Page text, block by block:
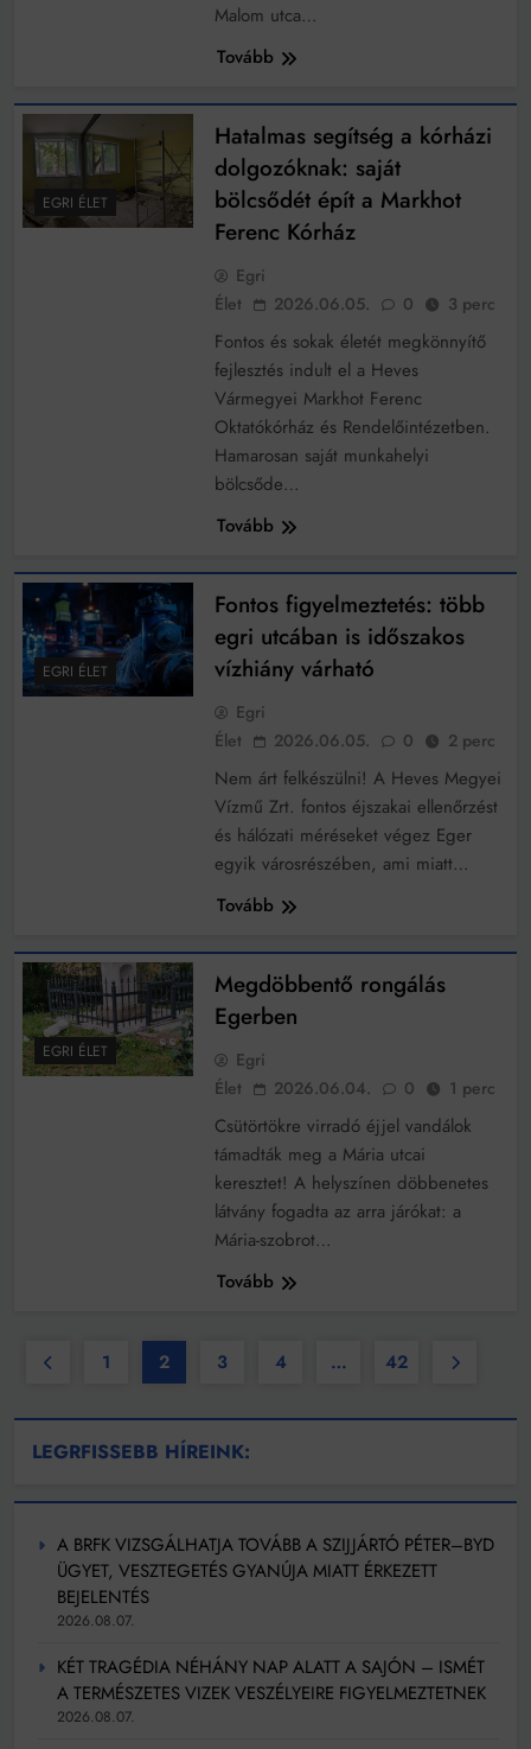
Malom utca…
Tovább
EGRI ÉLET
Hatalmas segítség a kórházi
dolgozóknak: saját
bölcsődét épít a Markhot
Ferenc Kórház
Egri
Élet
2026.06.05. 0 3 perc
Fontos és sokak életét megkönnyítő
fejlesztés indult el a Heves
Vármegyei Markhot Ferenc
Oktatókórház és Rendelőintézetben.
Hamarosan saját munkahelyi
bölcsőde…
Tovább
EGRI ÉLET
Fontos figyelmeztetés: több
egri utcában is időszakos
vízhiány várható
Egri
Élet
2026.06.05. 0 2 perc
Nem árt felkészülni! A Heves Megyei
Vízmű Zrt. fontos éjszakai ellenőrzést
és hálózati méréseket végez Eger
egyik városrészében, ami miatt…
Tovább
EGRI ÉLET
Megdöbbentő rongálás
Egerben
Egri
Élet
2026.06.04. 0 1 perc
Csütörtökre virradó éjjel vandálok
támadták meg a Mária utcai
keresztet! A helyszínen döbbenetes
látvány fogadta az arra járókat: a
Mária-szobrot…
Tovább
1 2 3 4 … 42
LEGRFISSEBB HÍREINK:
A BRFK VIZSGÁLHATJA TOVÁBB A SZIJJÁRTÓ PÉTER–BYD
ÜGYET, VESZTEGETÉS GYANÚJA MIATT ÉRKEZETT
BEJELENTÉS
2026.08.07.
KÉT TRAGÉDIA NÉHÁNY NAP ALATT A SAJÓN – ISMÉT
A TERMÉSZETES VIZEK VESZÉLYEIRE FIGYELMEZTETNEK
2026.08.07.